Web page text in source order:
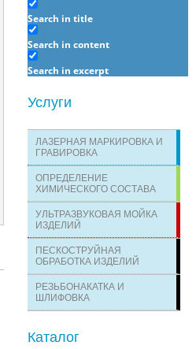
Search in title
Search in content
Search in excerpt
Услуги
ЛАЗЕРНАЯ МАРКИРОВКА И
ГРАВИРОВКА
ОПРЕДЕЛЕНИЕ
ХИМИЧЕСКОГО СОСТАВА
УЛЬТРАЗВУКОВАЯ МОЙКА
ИЗДЕЛИЙ
ПЕСКОСТРУЙНАЯ
ОБРАБОТКА ИЗДЕЛИЙ
РЕЗЬБОНАКАТКА И
ШЛИФОВКА
Каталог